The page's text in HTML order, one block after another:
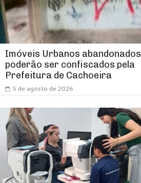
Imóveis Urbanos abandonados
poderão ser confiscados pela
Prefeitura de Cachoeira
5 de agosto de 2026